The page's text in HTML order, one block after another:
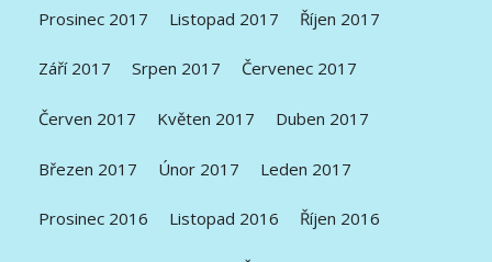
Prosinec 2017 Listopad 2017 Říjen 2017
Září 2017 Srpen 2017 Červenec 2017
Červen 2017 Květen 2017 Duben 2017
Březen 2017 Únor 2017 Leden 2017
Prosinec 2016 Listopad 2016 Říjen 2016